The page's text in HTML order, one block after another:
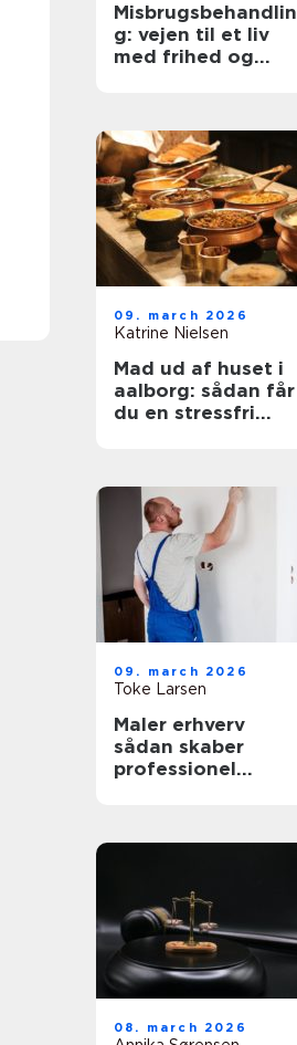
Misbrugsbehandlin
g: vejen til et liv
med frihed og
09. march 2026
Katrine Nielsen
Mad ud af huset i
aalborg: sådan får
du en stressfri
09. march 2026
Toke Larsen
Maler erhverv
sådan skaber
professionel
08. march 2026